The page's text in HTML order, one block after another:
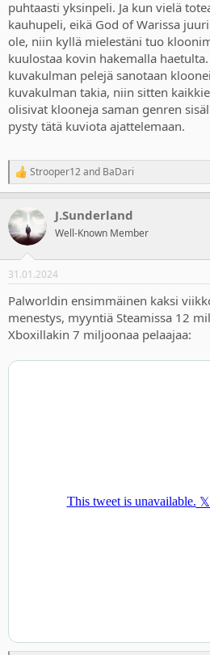
puhtaasti yksinpeli. Ja kun vielä
kauhupeli, eikä God of Warissa
ole, niin kyllä mielestäni tuo
kuulostaa kovin hakemalla haetulta.
kuvakulman pelejä sanotaan
kuvakulman takia, niin sitten
olisivat klooneja saman genren
pysty tätä kuviota ajattelemaan.
R
e
c
t
i
s
Strooper12and BaDari
J.Sunderland
Well-Known Member
31.01.2024
Palworldin ensimmäinen kaksi
menestys, myyntiä Steamissa 12
Xboxillakin 7 miljoonaa pelaajaa: